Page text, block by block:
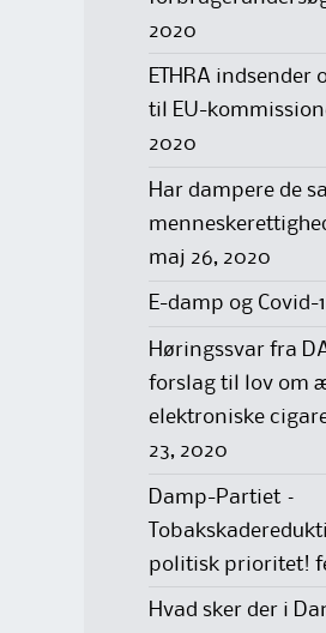
2020
ETHRA indsender
til EU-
2020
Har dampere de
maj 26, 2020
E-damp og Covid-
Høringssvar fra
forslag til lov om
elektroniske
23, 2020
Damp-Partiet –
politisk prioritet!
Hvad sker der i